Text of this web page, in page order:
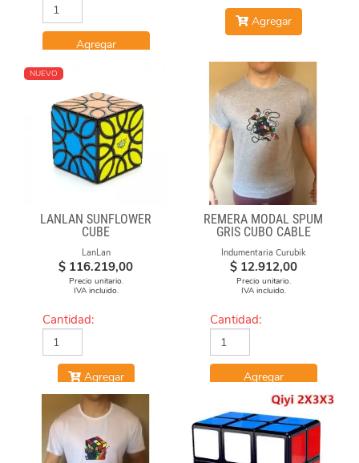
Agregar
Agregar
NUEVO
LANLAN SUNFLOWER
CUBE
LanLan
$ 116.219,00
Precio unitario.
IVA incluido.
Cantidad:
Agregar
REMERA MODAL SPUM
GRIS CUBO CABLE
Indumentaria Curubik
$ 12.912,00
Precio unitario.
IVA incluido.
Cantidad:
Agregar